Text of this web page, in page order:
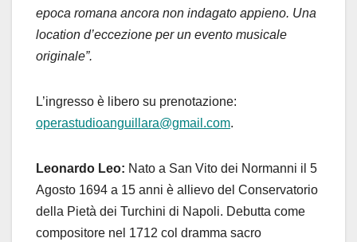
epoca romana ancora non indagato appieno. Una
location d’eccezione per un evento musicale
originale”.
L’ingresso è libero su prenotazione:
operastudioanguillara@gmail.com.
Leonardo Leo: Nato a San Vito dei Normanni il 5
Agosto 1694 a 15 anni è allievo del Conservatorio
della Pietà dei Turchini di Napoli. Debutta come
compositore nel 1712 col dramma sacro